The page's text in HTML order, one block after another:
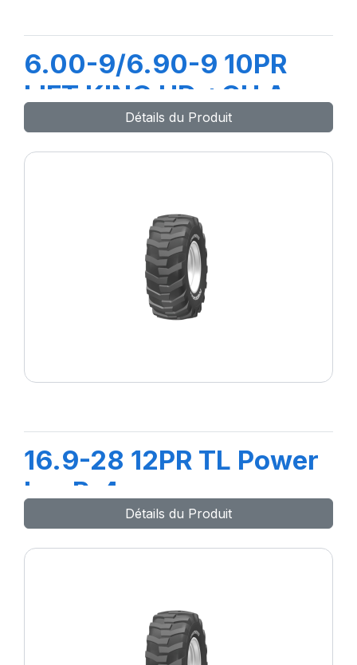
6.00-9/6.90-9 10PR
LIFT KING HD +CH A
AIR + FLAPDétails du Produit
16.9-28 12PR TL Power
LugR-4
Détails du Produit